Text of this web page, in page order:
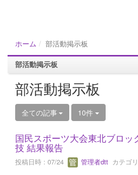
ホーム 部活動掲示板
部活動掲示板
部活動掲示板
全ての記事 10件
国民スポーツ大会東北ブロッ
技 結果報告
投稿日時 : 07/24 管理者dtt カテゴ